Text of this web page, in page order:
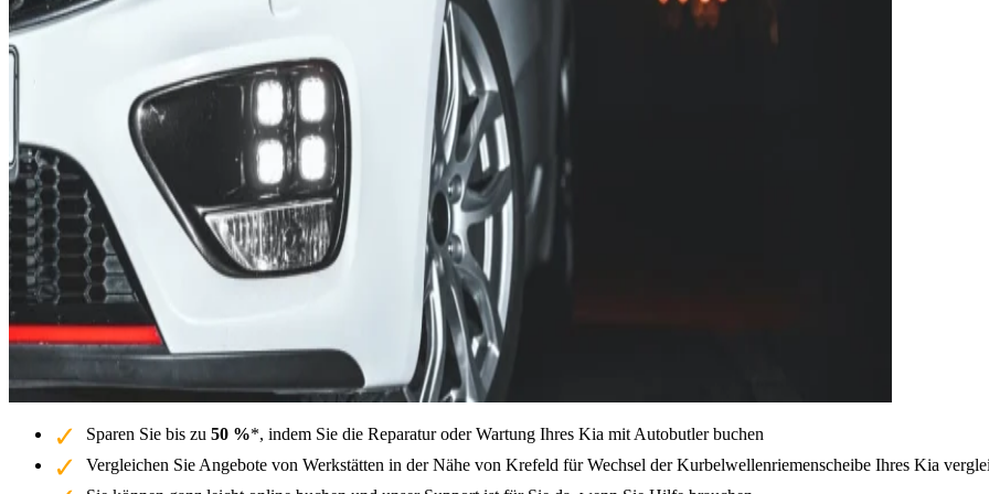
Sparen Sie bis zu 50 %*, indem Sie die Reparatur oder Wartung Ihres Kia mit Autobutler buchen
Vergleichen Sie Angebote von Werkstätten in der Nähe von Krefeld für Wechsel der Kurbelwellenriemenscheibe Ihres Kia